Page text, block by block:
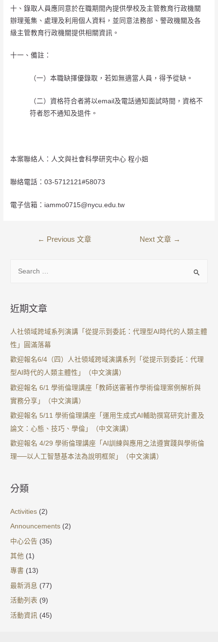
十、錄取人員應同意於在職期間內提供學校及主管教育行政機關
辦理蒐集、處理及利用個人資料，並同意法務部、警政機關及各
級主管教育行政機關提供相關資訊。
十一、備註：
（一）本職缺擇優錄取，若如無適當人員，得予從缺。
（二）資格符合者將以email及電話通知面試時間，資格不
符者恕不通知及退件。
本案聯絡人：人文與社會科學研究中心 程小姐
聯絡電話：03-5712121#58073
電子信箱：iammo0715@nycu.edu.tw
← Previous 文章 Next 文章 →
近期文章
人社領域跨域系列演講「從提示到委託：代理型AI時代的人類主體
性」圓滿落幕
歡迎報名6/4（四）人社領域跨域演講系列「從提示到委託：代理
型AI時代的人類主體性」（中文演講）
歡迎報名 6/1 學術倫理講座「教師送審著作學術倫理案例解析與
實務分享」（中文演講）
歡迎報名 5/11 學術倫理講座「運用生成式AI輔助撰寫研究計畫及
論文：心態、技巧、學倫」（中文演講）
歡迎報名 4/29 學術倫理講座「AI訓練與應用之法遵實踐與學術倫
理──以人工智慧基本法為說明框架」（中文演講）
分類
Activities (2)
Announcements (2)
中心公告 (35)
其他 (1)
專書 (13)
最新消息 (77)
活動列表 (9)
活動資訊 (45)